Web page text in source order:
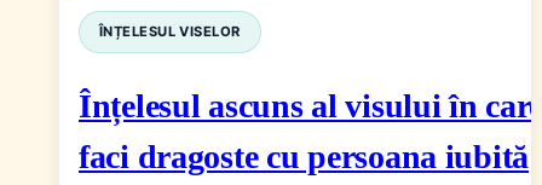
ÎNȚELESUL VISELOR
Înțelesul ascuns al visului în
faci dragoste cu persoana iubită